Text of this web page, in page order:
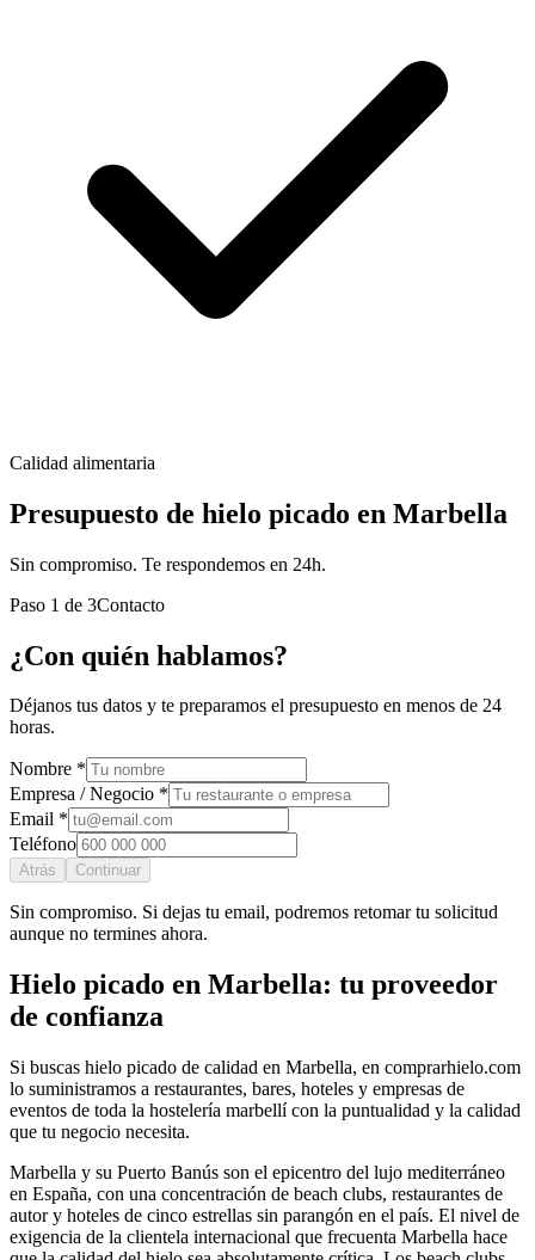
Calidad alimentaria
Presupuesto de hielo picado en Marbella
Sin compromiso. Te respondemos en 24h.
Paso 1 de 3Contacto
¿Con quién hablamos?
Déjanos tus datos y te preparamos el presupuesto en menos de 24
horas.
Nombre *
Empresa / Negocio *
Email *
Teléfono
Atrás Continuar
Sin compromiso. Si dejas tu email, podremos retomar tu solicitud
aunque no termines ahora.
Hielo picado en Marbella: tu proveedor
de confianza
Si buscas hielo picado de calidad en Marbella, en comprarhielo.com
lo suministramos a restaurantes, bares, hoteles y empresas de
eventos de toda la hostelería marbellícon la puntualidad y la calidad
que tu negocio necesita.
Marbella y su Puerto Banús son el epicentro del lujo mediterráneo
en España, con una concentración de beach clubs, restaurantes de
autor y hoteles de cinco estrellas sin parangón en el país. El nivel de
exigencia de la clientela internacional que frecuenta Marbella hace